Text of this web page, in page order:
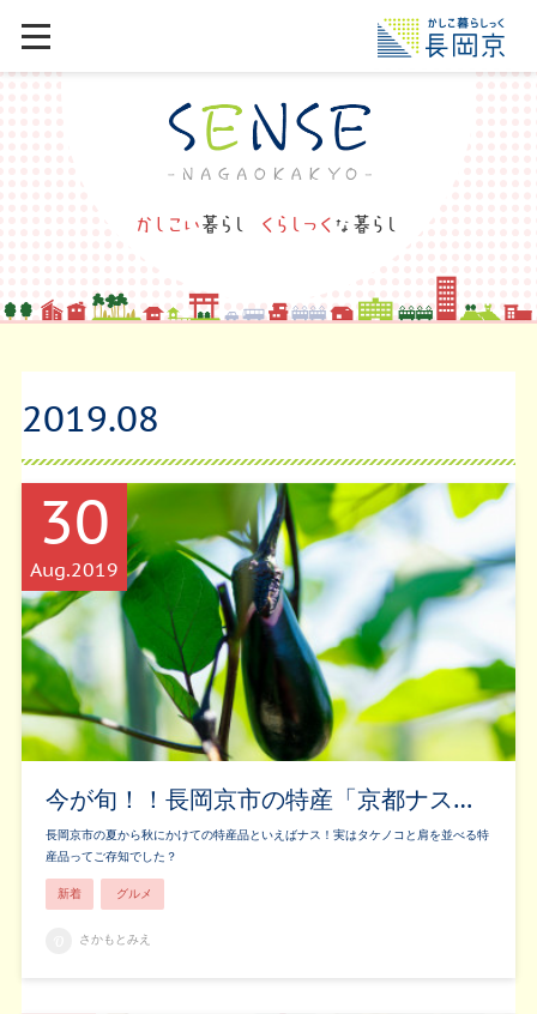
2019.08
今が旬！！長岡京市の特産「京都ナス…
長岡京市の夏から秋にかけての特産品といえばナス！実はタケノコと肩を並べる特
産品ってご存知でした？
30
Aug 2019
新着 グルメ
さかもとみえ